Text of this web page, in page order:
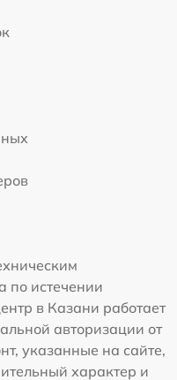
по истечении
в Казани работает
авторизации от
указанные на сайте,
характер и